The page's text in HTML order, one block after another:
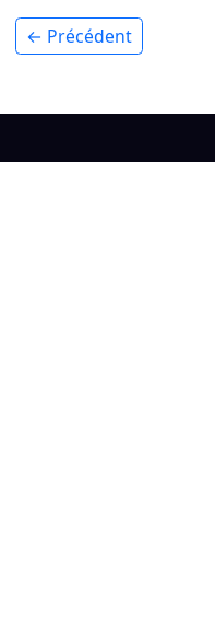
← Précédent